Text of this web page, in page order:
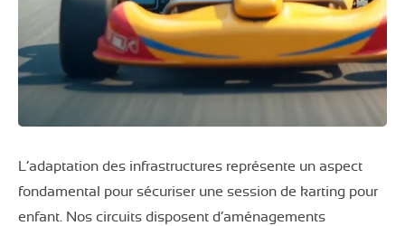
L’adaptation des infrastructures représente un aspect
fondamental pour sécuriser une session de karting pour
enfant. Nos circuits disposent d’aménagements